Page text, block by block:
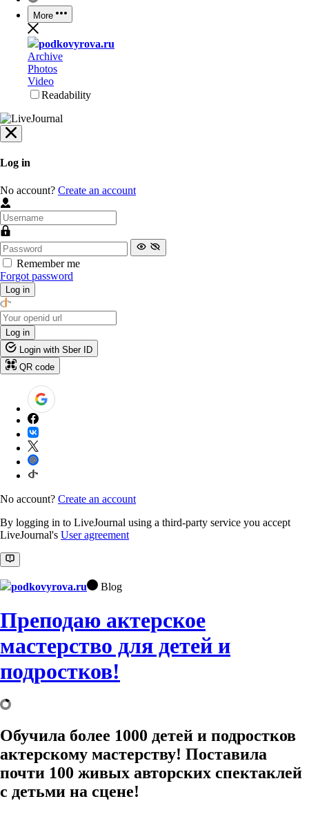
More
podkovyrova.ru
Archive
Photos
Video
Readability
Log in
No account? Create an account
Remember me
Forgot password
Log in
Log in
Login with Sber ID
QR code
No account? Create an account
By logging in to LiveJournal using a third-party service you accept
LiveJournal's User agreement
podkovyrova.ru Blog
Преподаю актерское
мастерство для детей и
подростков!
Обучила более 1000 детей и подростков
актерскому мастерству! Поставила
почти 100 живых авторских спектаклей
с детьми на сцене!